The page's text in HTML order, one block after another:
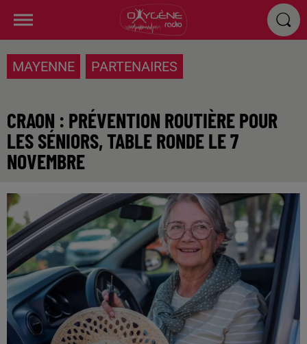
MAYENNE PARTENAIRES
CRAON : PRÉVENTION ROUTIÈRE POUR
LES SÉNIORS, TABLE RONDE LE 7
NOVEMBRE